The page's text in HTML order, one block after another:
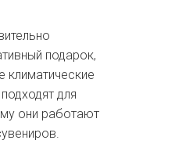
подарок,
климатические
для
они работают